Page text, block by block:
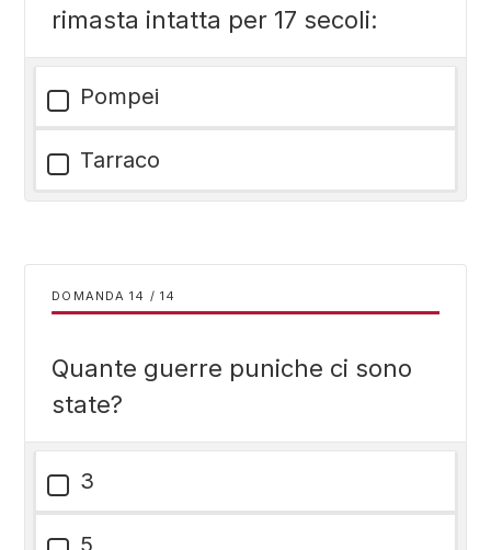
rimasta intatta per 17 secoli:
Pompei
Tarraco
DOMANDA / 14
Quante guerre puniche ci sono
state?
3